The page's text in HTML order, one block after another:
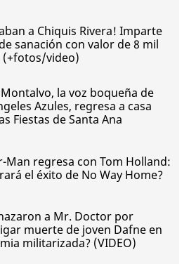
a Chiquis Rivera! Imparte
sanación con valor de 8 mil
(+fotos/video)
la voz boqueña de
Azules, regresa a casa
Fiestas de Santa Ana
Man regresa con Tom Holland:
el éxito de No Way Home?
a Mr. Doctor por
muerte de joven Dafne en
militarizada? (VIDEO)